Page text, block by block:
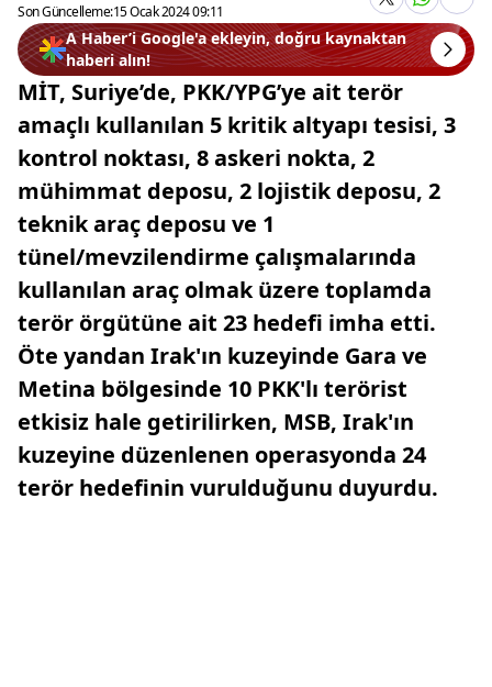
Son Güncelleme:15 Ocak 2024 09:11
A Haber’i Google'a ekleyin, doğru kaynaktan
haberi alın!
MİT, Suriye’de, PKK/YPG’ye ait terör
amaçlı kullanılan 5 kritik altyapı tesisi, 3
kontrol noktası, 8 askeri nokta, 2
mühimmat deposu, 2 lojistik deposu, 2
teknik araç deposu ve 1
tünel/mevzilendirme çalışmalarında
kullanılan araç olmak üzere toplamda
terör örgütüne ait 23 hedefi imha etti.
Öte yandan Irak'ın kuzeyinde Gara ve
Metina bölgesinde 10 PKK'lı terörist
etkisiz hale getirilirken, MSB, Irak'ın
kuzeyine düzenlenen operasyonda 24
terör hedefinin vurulduğunu duyurdu.